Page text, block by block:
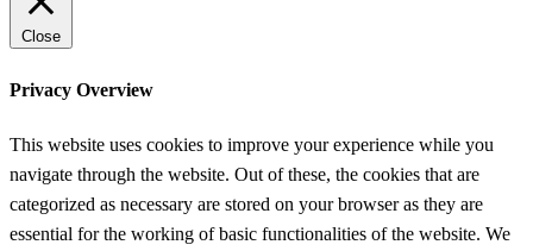
Close
Privacy Overview
This website uses cookies to improve your experience while you
navigate through the website. Out of these, the cookies that are
categorized as necessary are stored on your browser as they are
essential for the working of basic functionalities of the website. We